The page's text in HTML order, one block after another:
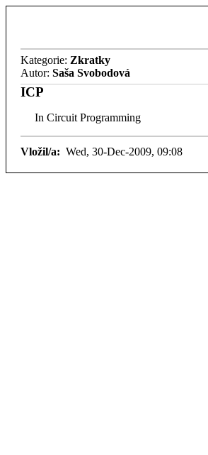
Kategorie: Zkratky
Autor: Saša Svobodová
ICP
In Circuit Programming
Vložil/a: Wed, 30-Dec-2009, 09:08